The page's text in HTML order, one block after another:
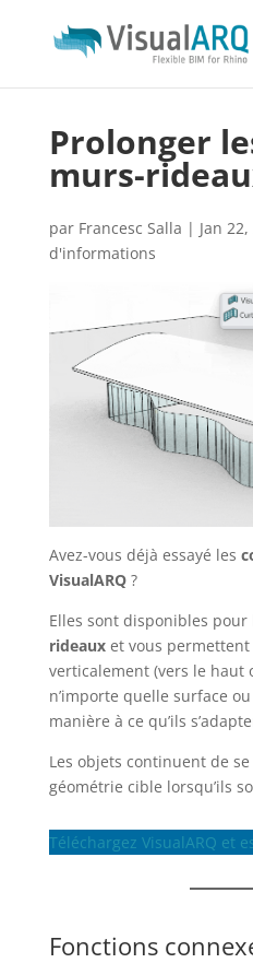
Prolonger
murs-
par Francesc Salla | Jan
d'informations
Avez-vous déjà essayé les
VisualARQ?
Elles sont disponibles pour
rideauxet vous permettent
verticalement (vers le haut
n’importe quelle surface
manière à ce qu’ils
Les objets continuent de
géométrie cible lorsqu’ils
Téléchargez VisualARQ et
Fonctions